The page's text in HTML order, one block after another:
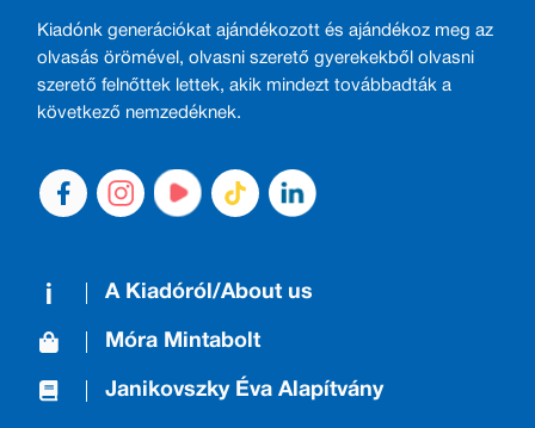
Kiadónk generációkat ajándékozott és ajándékoz meg az
olvasás örömével, olvasni szerető gyerekekből olvasni
szerető felnőttek lettek, akik mindezt továbbadták a
következő nemzedéknek.
A Kiadóról/About us
Móra Mintabolt
Janikovszky Éva Alapítvány